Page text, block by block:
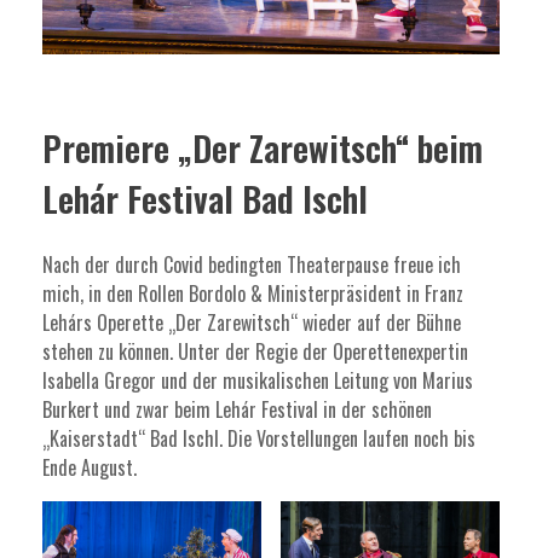
Premiere „Der Zarewitsch“ beim
Lehár Festival Bad Ischl
Nach der durch Covid bedingten Theaterpause freue ich
mich, in den Rollen Bordolo & Ministerpräsident in Franz
Lehárs Operette „Der Zarewitsch“ wieder auf der Bühne
stehen zu können. Unter der Regie der Operettenexpertin
Isabella Gregor und der musikalischen Leitung von Marius
Burkert und zwar beim Lehár Festival in der schönen
„Kaiserstadt“ Bad Ischl. Die Vorstellungen laufen noch bis
Ende August.